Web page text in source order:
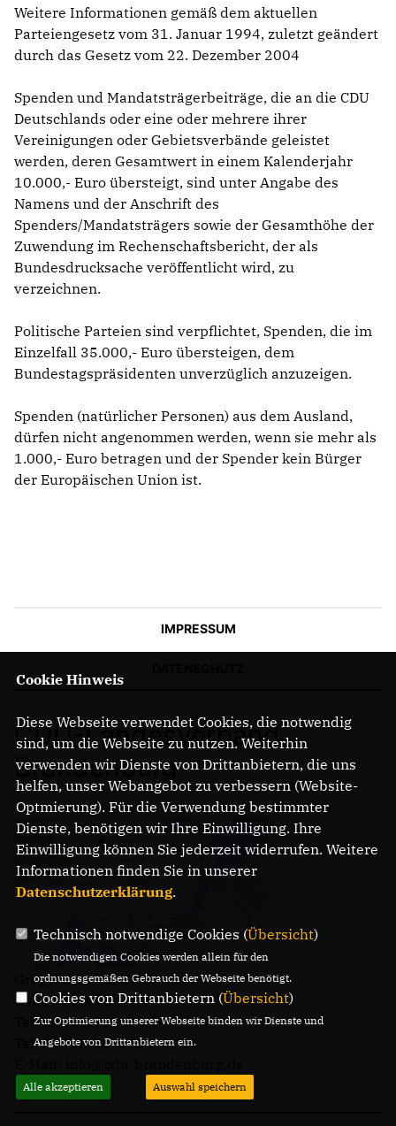
Weitere Informationen gemäß dem aktuellen
Parteiengesetz vom 31. Januar 1994, zuletzt geändert
durch das Gesetz vom 22. Dezember 2004
Spenden und Mandatsträgerbeiträge, die an die CDU
Deutschlands oder eine oder mehrere ihrer
Vereinigungen oder Gebietsverbände geleistet
werden, deren Gesamtwert in einem Kalenderjahr
10.000,- Euro übersteigt, sind unter Angabe des
Namens und der Anschrift des
Spenders/Mandatsträgers sowie der Gesamthöhe der
Zuwendung im Rechenschaftsbericht, der als
Bundesdrucksache veröffentlicht wird, zu
verzeichnen.
Politische Parteien sind verpflichtet, Spenden, die im
Einzelfall 35.000,- Euro übersteigen, dem
Bundestagspräsidenten unverzüglich anzuzeigen.
Spenden (natürlicher Personen) aus dem Ausland,
dürfen nicht angenommen werden, wenn sie mehr als
1.000,- Euro betragen und der Spender kein Bürger
der Europäischen Union ist.
IMPRESSUM
CDU-Landesverband
Brandenburg
Gregor-Mendel-Straße 3
14469 Potsdam
Telefon: (0331) 620 14 - 0
Telefax: (0331) 620 14 - 14
Cookie Hinweis
Diese Webseite verwendet Cookies, die notwendig
sind, um die Webseite zu nutzen. Weiterhin
verwenden wir Dienste von Drittanbietern, die uns
helfen, unser Webangebot zu verbessern (Website-
Optmierung). Für die Verwendung bestimmter
Dienste, benötigen wir Ihre Einwilligung. Ihre
Einwilligung können Sie jederzeit widerrufen. Weitere
Informationen finden Sie in unserer
Datenschutzerklärung.
Technisch notwendige Cookies (Übersicht)
Die notwendigen Cookies werden allein für den
ordnungsgemäßen Gebrauch der Webseite benötigt.
Cookies von Drittanbietern (Übersicht)
Zur Optimierung unserer Webseite binden wir Dienste und
Angebote von Drittanbietern ein.
Alle akzeptieren Auswahl speichern